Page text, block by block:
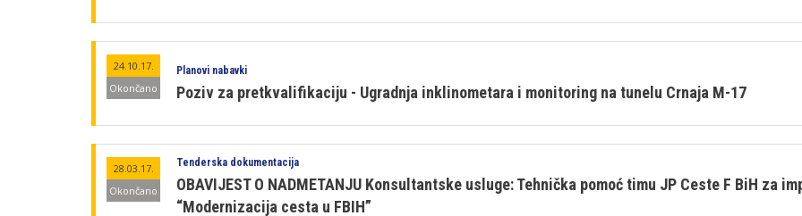
24.10.17.
Okončano
Planovi nabavki
Poziv za pretkvalifikaciju - Ugradnja inklinometara i monitoring na tunelu Crnaja M-17
28.03.17.
Okončano
Tenderska dokumentacija
OBAVIJEST O NADMETANJU Konsultantske usluge: Tehnička pomoć timu JP Ceste F BiH za
“Modernizacija cesta u FBIH”